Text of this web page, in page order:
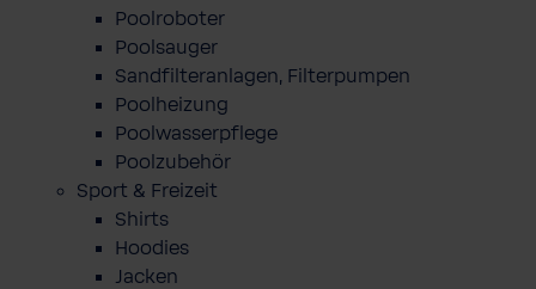
Poolroboter
Poolsauger
Sandfilteranlagen, Filterpumpen
Poolheizung
Poolwasserpflege
Poolzubehör
Sport & Freizeit
Shirts
Hoodies
Jacken